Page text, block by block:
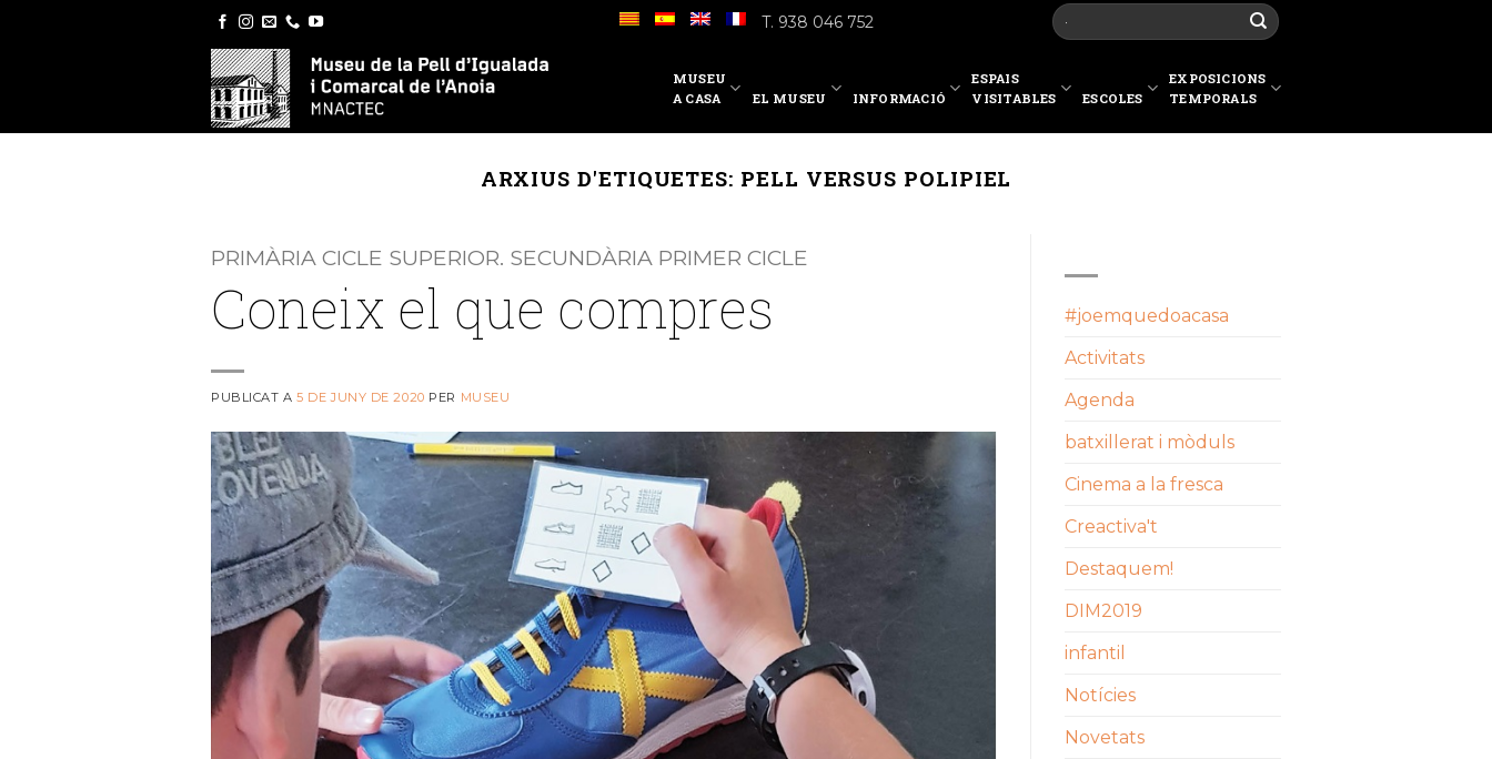
T. 938 046 752
MUSEU
A CASA
EL MUSEU INFORMACIÓ
ESPAIS
VISITABLES
ESCOLES
EXPOSICIONS
TEMPORALS
ARXIUS D'ETIQUETES: PELL VERSUS POLIPIEL
PRIMÀRIA CICLE SUPERIOR. SECUNDÀRIA PRIMER CICLE
Coneix el que compres
PUBLICAT A5 DE JUNY DE 2020 PER MUSEU
#joemquedoacasa
Activitats
Agenda
batxillerat i mòduls
Cinema a la fresca
Creactiva't
Destaquem!
DIM2019
infantil
Notícies
Novetats